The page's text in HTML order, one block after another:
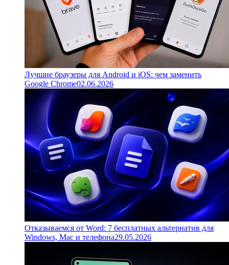
Лучшие браузеры для Android и iOS: чем заменить
Google Chrome02.06.2026
Отказываемся от Word: 7 бесплатных альтернатив для
Windows, Mac и телефона29.05.2026